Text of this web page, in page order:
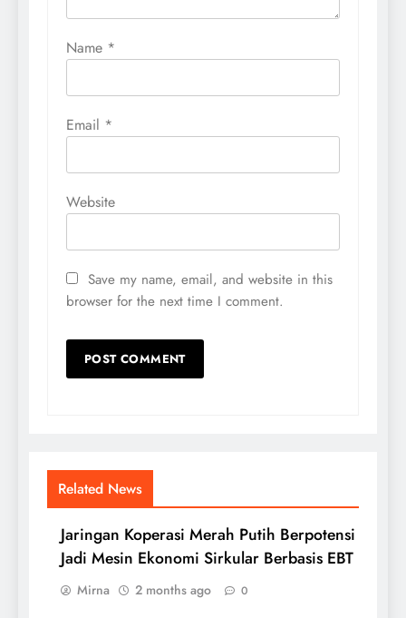
Name *
Email *
Website
Save my name, email, and website in this
browser for the next time I comment.
Related News
Jaringan Koperasi Merah Putih Berpotensi
Jadi Mesin Ekonomi Sirkular Berbasis EBT
Mirna 2 months ago 0